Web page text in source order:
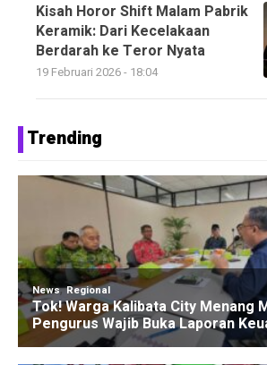
Kisah Horor Shift Malam Pabrik
Keramik: Dari Kecelakaan
Berdarah ke Teror Nyata
19 Februari 2026 - 18:04
Trending